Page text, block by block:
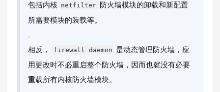
包括内核 netfilter 防火墙模块的卸载和新配置
所需要模块的装载等。
.
相反，
firewall daemon 是动态管理防火墙，应
用更改时不必重启整个防火墙，因而也就没有必要
重载所有内核防火墙模块。